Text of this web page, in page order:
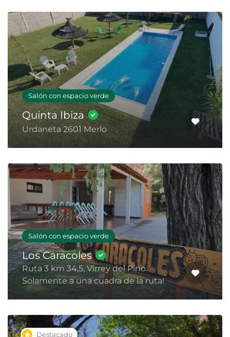
Salón con espacio verde
Quinta Ibiza
Urdaneta 2601 Merlo
Salón con espacio verde
Los Caracoles
Ruta 3 km 34,5, Virrey del Pino.
Solamente a una cuadra de la ruta!
Destacado